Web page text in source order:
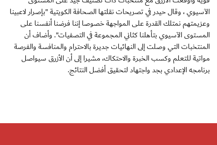
الآسيوي ، وقال حيدر في تصريحات نقلتها الصحافة الكويتية "بإصرار لاعبينا
وعزيمتهم نمتلك القدرة على المواجهة خصوصا إننا فرضنا أنفسنا على
المستوى الآسيوي بتأهلنا كثاني المجموعة في التصفيات". وأضاف أن
المنتخبات التي وصلت إلى النهائيات جديرة بالاحترام والمنافسة والفرصة
مواتية للتعلم وكسب الخبرة والاحتكاك، مشيرا إلى أن الأزرق سيواصل
برنامجه الإعدادي بجد واجتهاد لتحقيق أفضل النتائج.